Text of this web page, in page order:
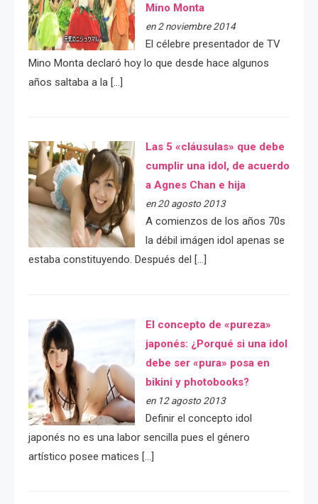
Mino Monta
en 2 noviembre 2014
El célebre presentador de TV
Mino Monta declaró hoy lo que desde hace algunos
años saltaba a la […]
Las 5 «cláusulas» que debe
cumplir una idol, de acuerdo
a Agnes Chan e hija
en 20 agosto 2013
A comienzos de los años 70s
la débil imágen idol apenas se
estaba constituyendo. Después del […]
El concepto de «pureza»
japonés: ¿Porqué si una idol
debe ser «pura» posa en
bikini y photobooks?
en 12 agosto 2013
Definir el concepto idol
japonés no es una labor sencilla pues el género
artístico posee matices […]